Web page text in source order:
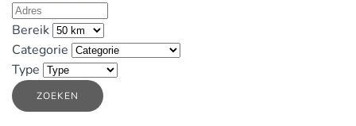
Bereik
Categorie
Type
ZOEKEN